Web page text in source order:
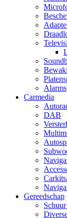
Carmedia
DAB
Gereedschap